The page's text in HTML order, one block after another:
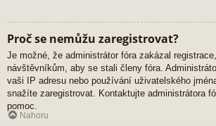
Proč se nemůžu zaregistrovat?
Je možné, že administrátor fóra zakázal
návštěvníkům, aby se stali členy fóra.
vaši IP adresu nebo používání uživatelského
snažíte zaregistrovat. Kontaktujte administrátora
pomoc.
Nahoru